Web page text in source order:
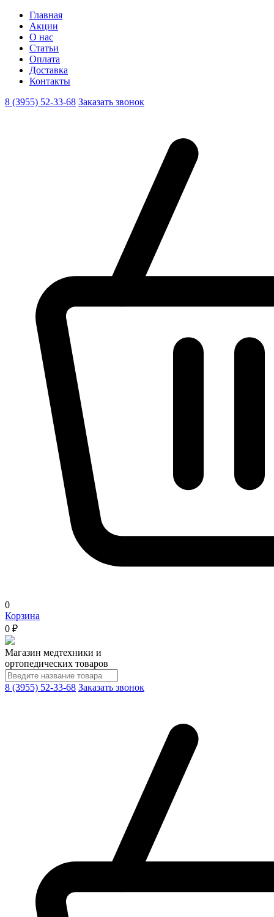
Главная
Акции
О нас
Статьи
Оплата
Доставка
Контакты
8 (3955) 52-33-68 Заказать звонок
0
Корзина
0 ₽
Магазин медтехники и
ортопедических товаров
8 (3955) 52-33-68 Заказать звонок